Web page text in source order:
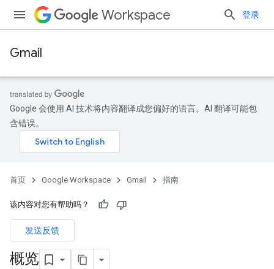
Workspace 登录
Gmail
Google 会使用 AI 技术将内容翻译成您偏好的语言。AI 翻译可能包
含错误。
首页 Google Workspace Gmail 指南
该内容对您有帮助吗？
发送反馈
概览